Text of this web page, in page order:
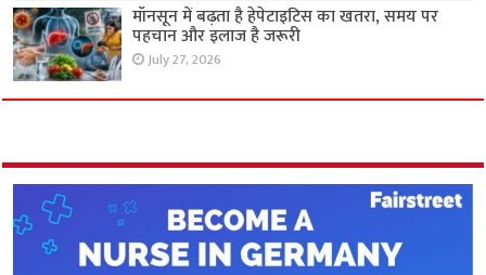
मॉनसून में बढ़ता है हेपेटाइटिस का खतरा, समय पर
पहचान और इलाज है जरूरी
July 27, 2026